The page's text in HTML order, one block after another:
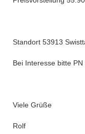
Standort 53913
Bei Interesse bitte PN
Viele Grüße
Rolf